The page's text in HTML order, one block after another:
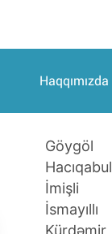
Haqqımızda
Göygöl
Hacıqabul
İmişli
İsmayıllı
Kürdəmir